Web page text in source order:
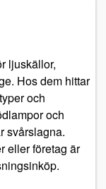
ljuskällor,
Hos dem hittar
och
och
svårslagna.
eller företag är